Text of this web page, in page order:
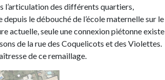
l’articulation des différents quartiers,
le débouché de l’école maternelle sur le
actuelle, seule une connexion piétonne existe
de la rue des Coquelicots et des Violettes.
de ce remaillage.